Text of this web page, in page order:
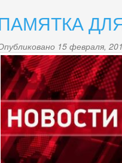
застройщиков
правообладателей
объектов,
в
отношении
которых
подлежат
установлению
санитарно-
защитные
зоны
15 февраля,
news-
palana.jpg